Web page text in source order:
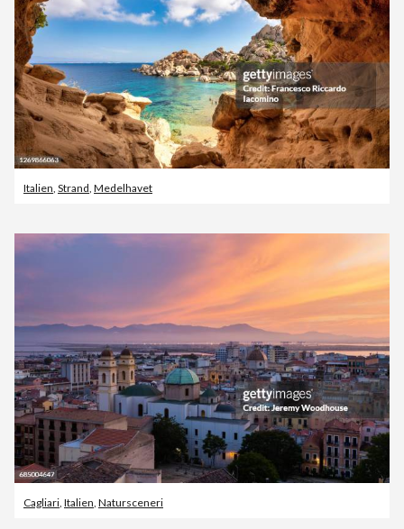
Italien Strand Medelhavet
Cagliari, Italien, Natursceneri